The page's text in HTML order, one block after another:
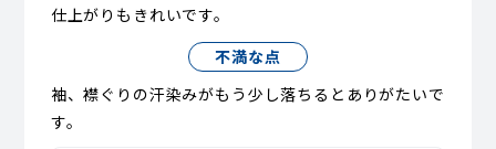
仕上がりもきれいです。
不満な点
袖、襟ぐりの汗染みがもう少し落ちるとありがたいで
す。